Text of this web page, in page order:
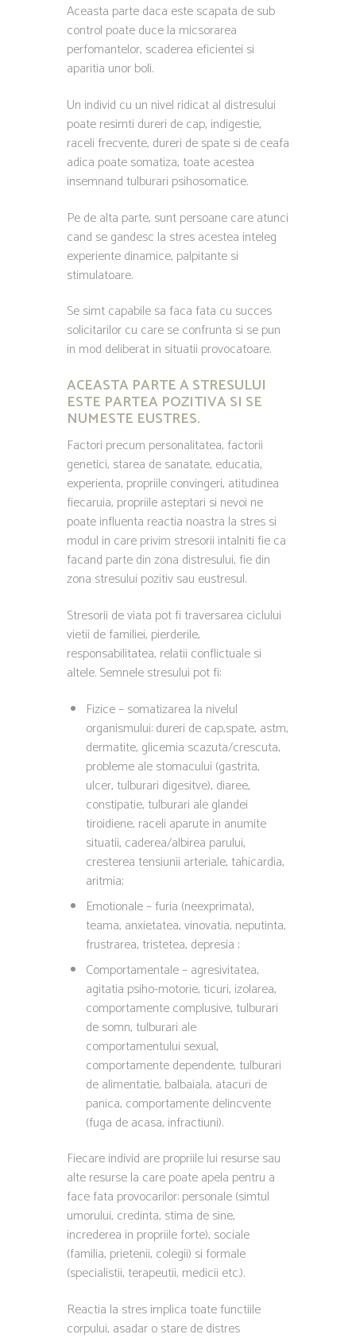
Aceasta parte daca este scapata de sub
control poate duce la micsorarea
perfomantelor, scaderea eficientei si
aparitia unor boli.
Un individ cu un nivel ridicat al distresului
poate resimti dureri de cap, indigestie,
raceli frecvente, dureri de spate si de ceafa
adica poate somatiza, toate acestea
insemnand tulburari psihosomatice.
Pe de alta parte, sunt persoane care atunci
cand se gandesc la stres acestea inteleg
experiente dinamice, palpitante si
stimulatoare.
Se simt capabile sa faca fata cu succes
solicitarilor cu care se confrunta si se pun
in mod deliberat in situatii provocatoare.
ACEASTA PARTE A STRESULUI
ESTE PARTEA POZITIVA SI SE
NUMESTE EUSTRES.
Factori precum personalitatea, factorii
genetici, starea de sanatate, educatia,
experienta, propriile convingeri, atitudinea
fiecaruia, propriile asteptari si nevoi ne
poate influenta reactia noastra la stres si
modul in care privim stresorii intalniti fie ca
facand parte din zona distresului, fie din
zona stresului pozitiv sau eustresul.
Stresorii de viata pot fi traversarea ciclului
vietii de familiei, pierderile,
responsabilitatea, relatii conflictuale si
altele. Semnele stresului pot fi:
Fizice – somatizarea la nivelul
organismului: dureri de cap,spate, astm,
dermatite, glicemia scazuta/crescuta,
probleme ale stomacului (gastrita,
ulcer, tulburari digesitve), diaree,
constipatie, tulburari ale glandei
tiroidiene, raceli aparute in anumite
situatii, caderea/albirea parului,
cresterea tensiunii arteriale, tahicardia,
aritmia;
Emotionale – furia (neexprimata),
teama, anxietatea, vinovatia, neputinta,
frustrarea, tristetea, depresia ;
Comportamentale – agresivitatea,
agitatia psiho-motorie, ticuri, izolarea,
comportamente complusive, tulburari
de somn, tulburari ale
comportamentului sexual,
comportamente dependente, tulburari
de alimentatie, balbaiala, atacuri de
panica, comportamente delincvente
(fuga de acasa, infractiuni).
Fiecare individ are propriile lui resurse sau
alte resurse la care poate apela pentru a
face fata provocarilor: personale (simtul
umorului, credinta, stima de sine,
increderea in propriile forte), sociale
(familia, prietenii, colegii) si formale
(specialistii, terapeutii, medicii etc.).
Reactia la stres implica toate functiile
corpului, asadar o stare de distres